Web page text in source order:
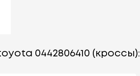
0442806410 (кроссы):